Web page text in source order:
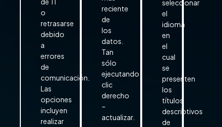
o
retrasarse
debido
a
errores
de
comunicación.
Las
opciones
incluyen
realizar
reciente
de
los
datos.
Tan
sólo
ejecutando
clic
derecho
–
actualizar.
seleccionar
el
idioma
en
el
cual
se
presenten
los
títulos
descriptivos
de